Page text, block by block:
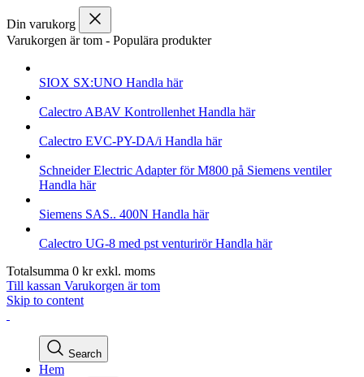
Din varukorg
Varukorgen är tom - Populära produkter
SIOX SX:UNO Handla här
Calectro ABAV Kontrollenhet Handla här
Calectro EVC-PY-DA/i Handla här
Schneider Electric Adapter för M800 på Siemens ventiler
Handla här
Siemens SAS.. 400N Handla här
Calectro UG-8 med pst venturirörHandla här
Totalsumma 0 kr exkl. moms
Till kassan Varukorgen är tom
Skip to content
Search
Hem